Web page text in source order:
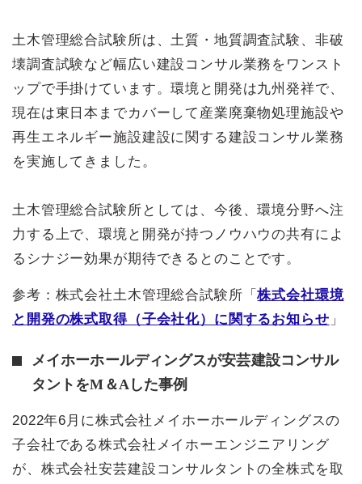
土木管理総合試験所は、土質・地質調査試験、非破
壊調査試験など幅広い建設コンサル業務をワンスト
ップで手掛けています。環境と開発は九州発祥で、
現在は東日本までカバーして産業廃棄物処理施設や
再生エネルギー施設建設に関する建設コンサル業務
を実施してきました。
土木管理総合試験所としては、今後、環境分野へ注
力する上で、環境と開発が持つノウハウの共有によ
るシナジー効果が期待できるとのことです。
参考：株式会社土木管理総合試験所「株式会社環境
と開発の株式取得（子会社化）に関するお知らせ 」
メイホーホールディングスが安芸建設コンサル
タントをM＆Aした事例
2022年6月に株式会社メイホーホールディングスの
子会社である株式会社メイホーエンジニアリング
が、株式会社安芸建設コンサルタントの全株式を取